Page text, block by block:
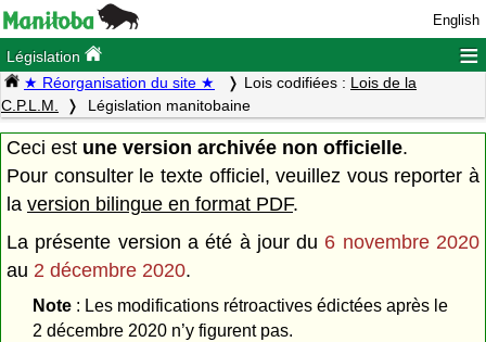
English
Législation ≡
★ Réorganisation du site ★ Lois codifiées : Lois de la
C.P.L.M.
Législation manitobaine
Ceci est une version archivée non officielle.
Pour consulter le texte officiel, veuillez vous reporter à
la version bilingue en format PDF.
La présente version a été à jour du 6 novembre 2020
au 2 décembre 2020.
Note: Les modifications rétroactives édictées après le
2 décembre 2020 n’y figurent pas.